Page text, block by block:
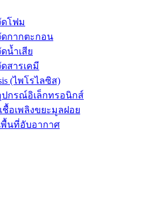
โฟม
ดกากตะกอน
น้ำเสีย
สารเคมี
(ไพโรไลซิส)
ปกรณ์อิเล็กทรอนิกส์
ชื้อเพลิงขยะมูลฝอย
นที่อับอากาศ